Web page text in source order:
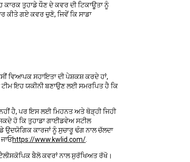
ਤੁਹਾਡੇ ਧੌਣ ਦੇ ਕਵਰ ਦੀ ਟਿਕਾਊਤਾ ਨੂੰ
ਗਏ ਕਵਰ ਚੁਣੋ, ਜਿਵੇਂ ਕਿ ਸਾਡਾ
ਵਿਆਪਕ ਸਹਾਇਤਾ ਦੀ ਪੇਸ਼ਕਸ਼ ਕਰਦੇ ਹਾਂ,
ਟੀਮ ਇਹ ਯਕੀਨੀ ਬਣਾਉਣ ਲਈ ਸਮਰਪਿਤ ਹੈ ਕਿ
ਹੈ, ਪਰ ਇਸ ਲਈ ਮਿਹਨਤ ਅਤੇ ਥੋੜ੍ਹੀ ਜਿਹੀ
ਹੋ ਕਿ ਤੁਹਾਡਾ ਗਾਈਡਵੇਅ ਸਟੀਲ
ਕਾਰਜਾਂ ਨੂੰ ਸੁਚਾਰੂ ਢੰਗ ਨਾਲ ਚੱਲਦਾ
https://www.kwlid.com/
ਬੈਲੋ ਕਵਰਾਂ ਨਾਲ ਸੁਰੱਖਿਅਤ ਰੱਖੋ।